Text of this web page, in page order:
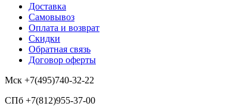
Доставка
Самовывоз
Оплата и возврат
Скидки
Обратная связь
Договор оферты
Мск +7(495)740-32-22
СПб +7(812)955-37-00